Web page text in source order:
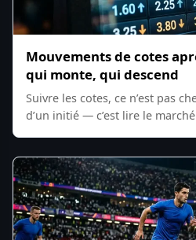
Mouvements de cotes
qui monte, qui descend
Suivre les cotes, ce n’est pas
d’un initié — c’est lire le